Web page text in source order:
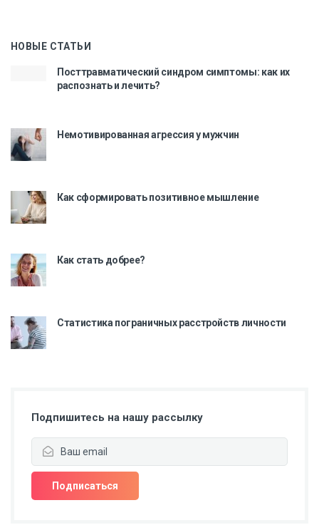
НОВЫЕ СТАТЬИ
Посттравматический синдром симптомы: как их
распознать и лечить?
Немотивированная агрессия у мужчин
Как сформировать позитивное мышление
Как стать добрее?
Статистика пограничных расстройств личности
Подпишитесь на нашу рассылку